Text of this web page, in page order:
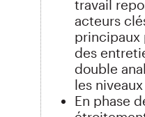
travail
acteurs
principaux
des
double
les
En phase